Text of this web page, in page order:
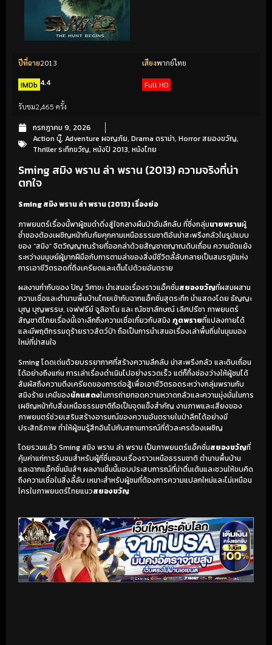
ปีที่ฉาย2013 เสียงพากย์ไทย
IMDb 4.4 Full HD
รับชม2,465 ครั้ง
กรกฎาคม 9, 2026
Action บู๊, Adventure ผจญภัย, Drama ดราม่า, Horror สยองขวัญ,
Thriller ระทึกขวัญ, หนังปี 2013, หนังไทย
Sming สมิง พราน ล่า พราน (2013) ความจริงที่น่า
ตกใจ
Sming สมิง พราน ล่า พราน (2013) เรื่องย่อ
ภาพยนตร์เรื่องนี้พาผู้ชมดำดิ่งสู่ใจกลางผืนป่าอันลึกลับ ที่ซึ่งกลุ่มนายพรานผู้
ช่ำชองต้องเผชิญหน้ากับภัยคุกคามเหนือธรรมชาติอันน่าสะพรึงกลัวในรูปแบบ
ของ “สมิง” จิตวิญญาณร้ายที่ออกล่าด้วยสัญชาตญาณดิบเถื่อน ความขัดแย้ง
ระหว่างมนุษย์ผู้มากฝีมือกับการตามล่าของสิ่งมีชีวิตลี้ลับกลายเป็นสมรภูมิแห่ง
การเอาชีวิตรอดที่ตึงเครียดและเต็มไปด้วยอันตราย
ผลงานกำกับของ ปัญ วิศาขะ นำเสนอเรื่องราวแอ็คชั่นสยองขวัญที่ผสมผสาน
ความเชื่อและตำนานพื้นบ้านไทยเข้ากับฉากแอ็คชั่นสุดระทึก นำแสดงโดย ธัญญะ
บุญ บุญพรรษ, เจฟฟรีย์ จูลิอาโน และ ณัชชาลักษณ์ เลิศปรีชา ภาพยนตร์
สัญชาติไทยเรื่องนี้เจาะลึกถึงความเชื่อเกี่ยวกับสมิง ภูตพรายที่แปลงกายได้
และมีพฤติกรรมดุร้ายราวสัตว์ป่า ถือเป็นการนำเสนอเรื่องเล่าพื้นถิ่นในมุมมอง
ใหม่ที่น่าสนใจ
Sming โดดเด่นด้วยบรรยากาศที่สร้างความลึกลับ น่าสะพรึงกลัว และดิบเถื่อน
ได้อย่างถึงแก่น การเล่าเรื่องดำเนินไปอย่างรวดเร็ว แต่ก็ทิ้งช่องว่างให้ผู้ชมได้
สัมผัสถึงความตึงเครียดของการต่อสู้เพื่อเอาชีวิตรอดระหว่างกลุ่มพรานกับ
สมิงร้าย เคมีของนักแสดงในการถ่ายทอดความหวาดกลัวและความมุ่งมั่นในการ
เผชิญหน้ากับสิ่งเหนือธรรมชาติถือเป็นจุดแข็งสำคัญ งานภาพและเสียงของ
ภาพยนตร์ช่วยเสริมสร้างอารมณ์ของความอันตรายในป่าลึกได้อย่างมี
ประสิทธิภาพ ทำให้ผู้ชมรู้สึกอินไปกับสถานการณ์ที่ตัวละครต้องเผชิญ
โดยรวมแล้ว Sming สมิง พราน ล่า พราน เป็นภาพยนตร์แอ็คชั่นสยองขวัญที่
คุ้มค่าแก่การรับชมสำหรับผู้ที่ชื่นชอบเรื่องราวเหนือธรรมชาติ ตำนานพื้นบ้าน
และฉากแอ็คชั่นมันส์ๆ ผลงานชิ้นนี้มอบประสบการณ์ที่น่าตื่นเต้นและชวนให้ขบคิด
ถึงความเชื่อในสิ่งลี้ลับ เหมาะสำหรับผู้ชมที่ต้องการความแปลกใหม่และไม่เหมือน
ใครในภาพยนตร์ไทยแนวสยองขวัญ